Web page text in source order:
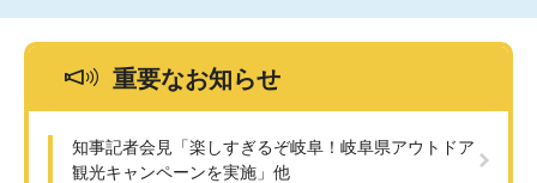
重要なお知らせ
知事記者会見「楽しすぎるぞ岐阜！岐阜県アウトドア
観光キャンペーンを実施」他